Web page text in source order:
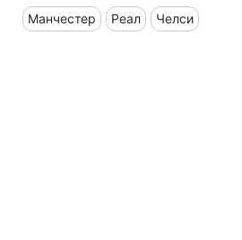
Манчестер Реал Челси